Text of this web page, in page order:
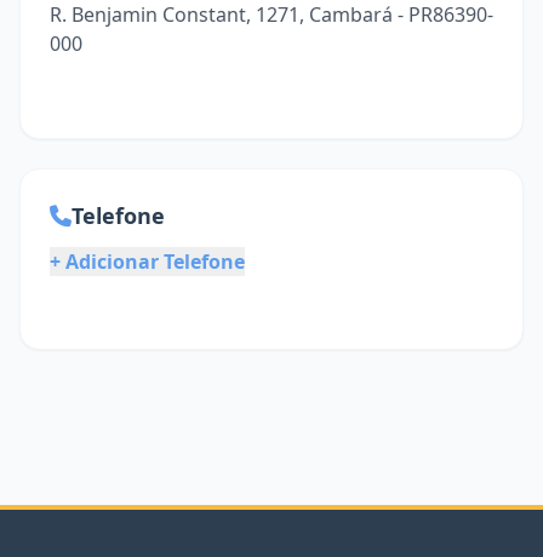
R. Benjamin Constant, 1271, Cambará - PR86390-
000
Telefone
+ Adicionar Telefone